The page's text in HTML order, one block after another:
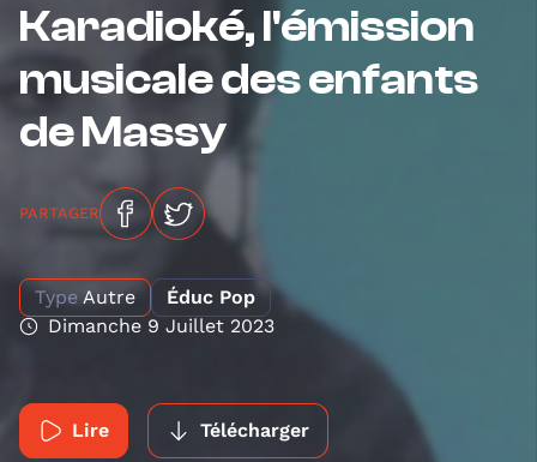
Karadioké, l'émission
musicale des enfants
de Massy
PARTAGER
Type Autre
Éduc Pop
Dimanche 9 Juillet 2023
Lire Télécharger